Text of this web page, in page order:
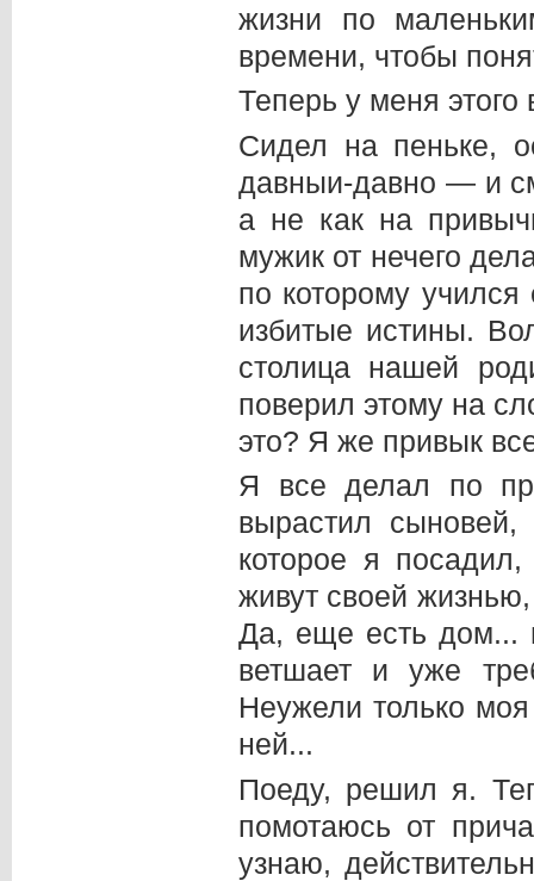
жизни по
времени, чтобы
Теперь у меня этого
Сидел на пеньке,
давныи-давно — и
а не как на
мужик от нечего
по которому
избитые истины.
столица нашей
поверил этому на
это? Я же привык
Я все делал по
вырастил сыновей,
которое я
живут своей
Да, еще есть дом...
ветшает и уже
Неужели только
ней...
Поеду, решил я.
помотаюсь от
узнаю,